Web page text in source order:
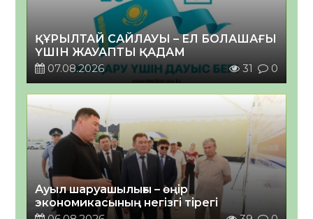
ҚҰРЫЛТАЙ САЙЛАУЫ – ЕЛ БОЛАШАҒЫ
ҮШІН ЖАУАПТЫ ҚАДАМ
07.08.2026
31 0
Ауыл шаруашылығы – өңір
экономикасының негізгі тірегі